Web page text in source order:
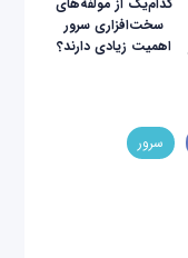
کدام‌یک از مولفه‌های
سخت‌افزاری سرور
اهمیت زیادی دارند؟
سرور